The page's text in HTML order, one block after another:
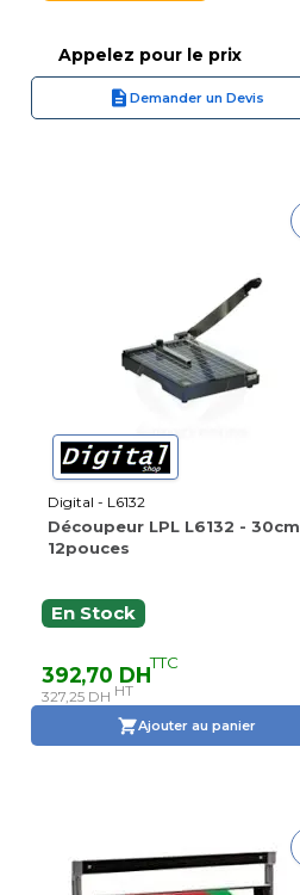
Appelez pour le prix
Demander un Devis
Digital - L6132
Découpeur LPL L6132 - 30cm
12pouces
En Stock
392,70 DHTTC
327,25 DH HT
Ajouter au panier